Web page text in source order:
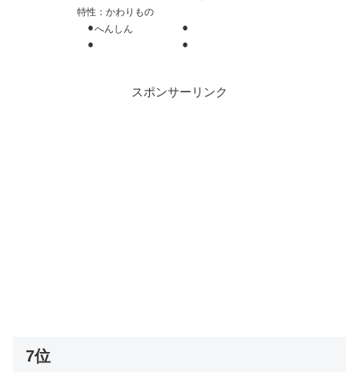
特性：かわりもの
⚫︎へんしん ⚫︎
⚫︎ ⚫︎
スポンサーリンク
7位